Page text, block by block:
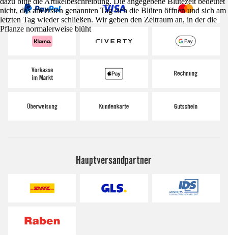
nicht, das am ersten genannten Tag sich die Blüten öffnen und sich am
letzten Tag wieder schließen. Wir geben den Zeitraum an, in der die
Pflanze normalerweise blüht
Hauptversandpartner